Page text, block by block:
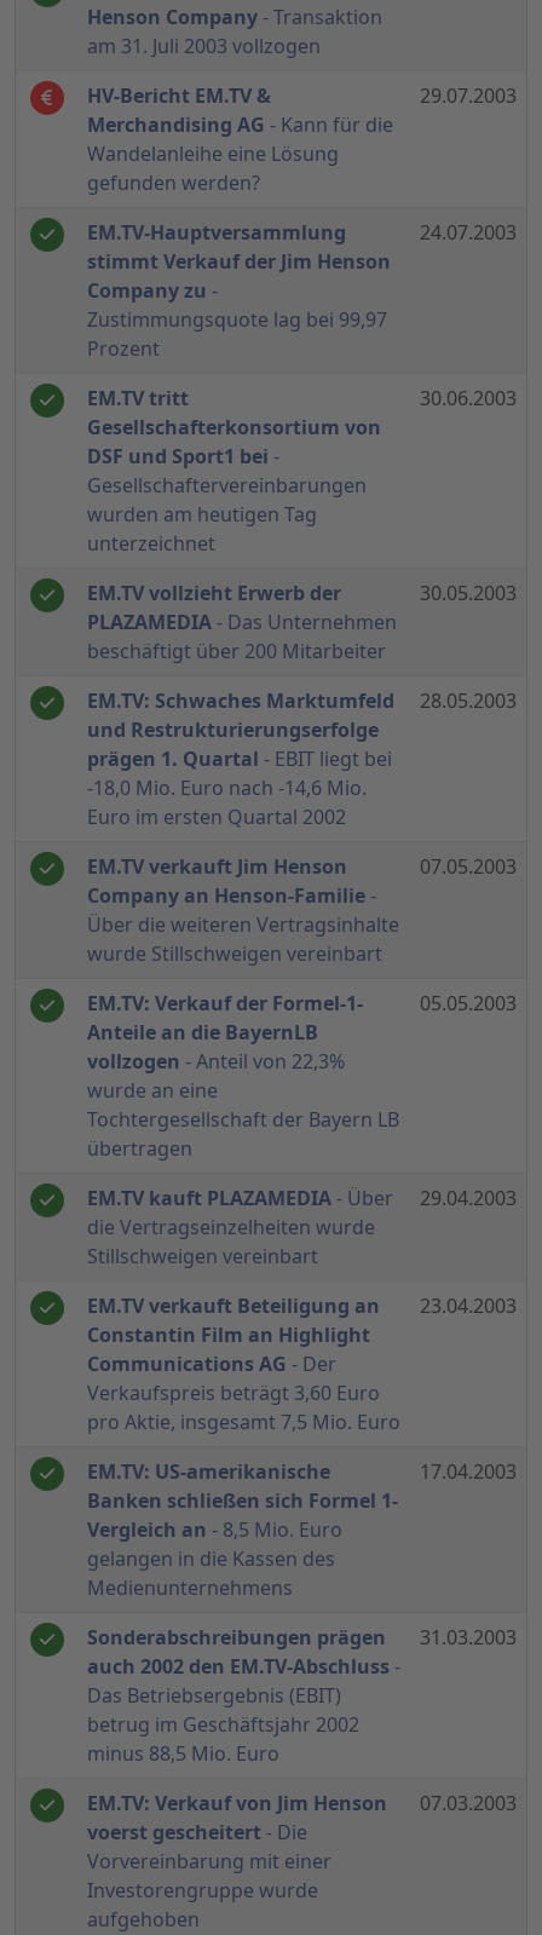
Henson Company - Transaktion
am 31. Juli 2003 vollzogen
HV-Bericht EM.TV &
Merchandising AG - Kann für die
Wandelanleihe eine Lösung
gefunden werden?
29.07.2003
EM.TV-Hauptversammlung
stimmt Verkauf der Jim Henson
Company zu -
Zustimmungsquote lag bei 99,97
Prozent
24.07.2003
EM.TV tritt
Gesellschafterkonsortium von
DSF und Sport1 bei -
Gesellschaftervereinbarungen
wurden am heutigen Tag
unterzeichnet
30.06.2003
EM.TV vollzieht Erwerb der
PLAZAMEDIA - Das Unternehmen
beschäftigt über 200 Mitarbeiter
30.05.2003
EM.TV: Schwaches Marktumfeld
und Restrukturierungserfolge
prägen 1. Quartal - EBIT liegt bei
-18,0 Mio. Euro nach -14,6 Mio.
Euro im ersten Quartal 2002
28.05.2003
EM.TV verkauft Jim Henson
Company an Henson-Familie -
Über die weiteren Vertragsinhalte
wurde Stillschweigen vereinbart
07.05.2003
EM.TV: Verkauf der Formel-1-
Anteile an die BayernLB
vollzogen - Anteil von 22,3%
wurde an eine
Tochtergesellschaft der Bayern LB
übertragen
05.05.2003
EM.TV kauft PLAZAMEDIA - Über
die Vertragseinzelheiten wurde
Stillschweigen vereinbart
29.04.2003
EM.TV verkauft Beteiligung an
Constantin Film an Highlight
Communications AG - Der
Verkaufspreis beträgt 3,60 Euro
pro Aktie, insgesamt 7,5 Mio. Euro
23.04.2003
EM.TV: US-amerikanische
Banken schließen sich Formel 1-
Vergleich an - 8,5 Mio. Euro
gelangen in die Kassen des
Medienunternehmens
17.04.2003
Sonderabschreibungen prägen
auch 2002 den EM.TV-Abschluss -
Das Betriebsergebnis (EBIT)
betrug im Geschäftsjahr 2002
minus 88,5 Mio. Euro
31.03.2003
EM.TV: Verkauf von Jim Henson
voerst gescheitert - Die
Vorvereinbarung mit einer
Investorengruppe wurde
aufgehoben
07.03.2003